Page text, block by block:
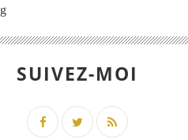
SUIVEZ-MOI